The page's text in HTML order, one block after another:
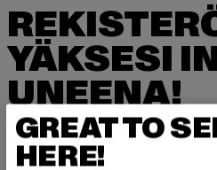
YÄKSESI
UNEENA!
Tilaa uutiskirjeemme
toa DefShopin
GREAT TO
HERE!